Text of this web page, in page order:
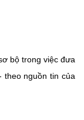
bộ trong việc đưa
theo nguồn tin của